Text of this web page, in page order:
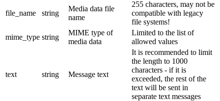
file_name string
Media data file
name
255 characters, may not be
compatible with legacy
file systems!
mime_type string
MIME type of
media data
Limited to the list of
allowed values
text string Message text
It is recommended to limit
the length to 1000
characters - if it is
exceeded, the rest of the
text will be sent in
separate text messages